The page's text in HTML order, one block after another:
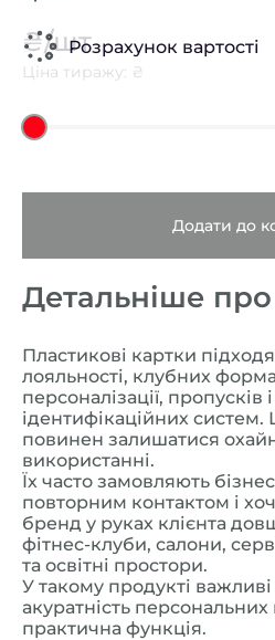
Розрахунок вартості
₴/шт
Ціна тиражу: ₴
Додати до
Детальніше
Пластикові картки
лояльності, клубних
персоналізації, пропусків
ідентифікаційних систем.
повинен залишатися
використанні.
Їх часто замовляють
повторним контактом і
бренд у руках клієнта
фітнес-клуби, салони,
та освітні простори.
У такому продукті важливі
акуратність персональних
практична функція.